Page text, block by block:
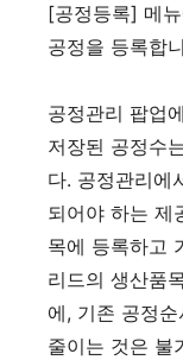
[공정등록] 메
공정을 등록합
공정관리 팝업
저장된 공정수
다. 공정관리에
되어야 하는 제
목에 등록하고
리드의 생산품
에, 기존 공정
줄이는 것은 불